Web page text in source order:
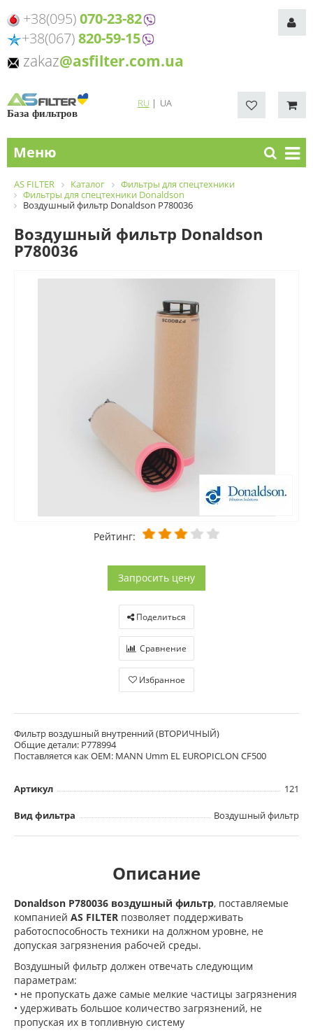
+38(095)070-23-82
+38(067)820-59-15
zakaz@asfilter.com.ua
База фильтров
RU| UA
Меню
AS FILTER Каталог
Фильтры для спецтехники
Фильтры для спецтехники Donaldson
Воздушный фильтр Donaldson P780036
Воздушный фильтр Donaldson
P780036
Рейтинг:
Запросить цену
Поделиться
Сравнение
Избранное
Фильтр воздушный внутренний (ВТОРИЧНЫЙ)
Общие детали: P778994
Поставляется как OEM: MANN Umm EL EUROPICLON CF500
Артикул 121
Вид фильтра Воздушный фильтр
Описание
Donaldson P780036 воздушный фильтр, поставляемые
компанией AS FILTER позволяет поддерживать
работоспособность техники на должном уровне, не
допуская загрязнения рабочей среды.
Воздушный фильтр должен отвечать следующим
параметрам:
• не пропускать даже самые мелкие частицы загрязнения
• удерживать большое количество загрязнений, не
пропуская их в топливную систему